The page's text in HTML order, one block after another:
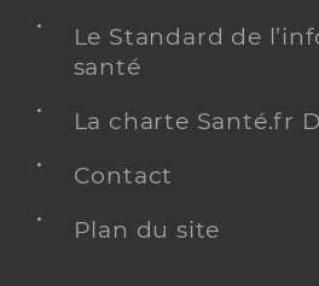
Le Standard de
santé
La charte Santé.fr
Contact
Plan du site